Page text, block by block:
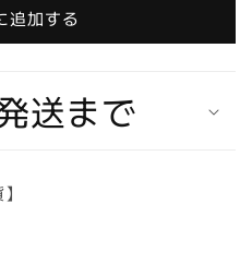
追加する
送まで